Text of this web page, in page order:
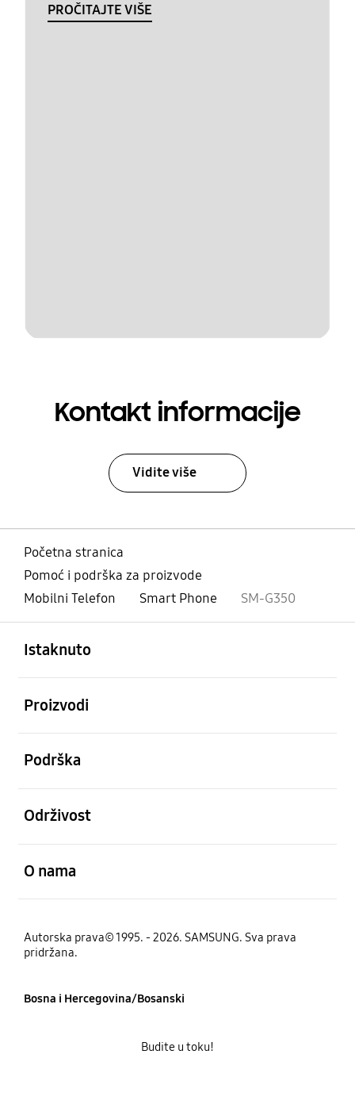
PROČITAJTE VIŠE
Kontakt informacije
Vidite više
Početna stranica
Pomoć i podrška za proizvode
Mobilni Telefon
Smart Phone SM-G350
Istaknuto
Proizvodi
Podrška
Održivost
O nama
Autorska prava© 1995. - 2026. SAMSUNG. Sva prava
pridržana.
Bosna i Hercegovina/Bosanski
Budite u toku!